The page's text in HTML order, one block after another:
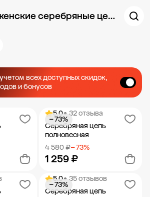
Толстые женские серебряные цепочки
всех доступных скидок,
и бонусов
5.0• 32 отзыва
Серебряная цепь
полновесная
4 580 ₽− 73%
1 259 ₽
− 73%
Добавить в корзину
5.0• 35 отзывов
Серебряная цепь
− 73%